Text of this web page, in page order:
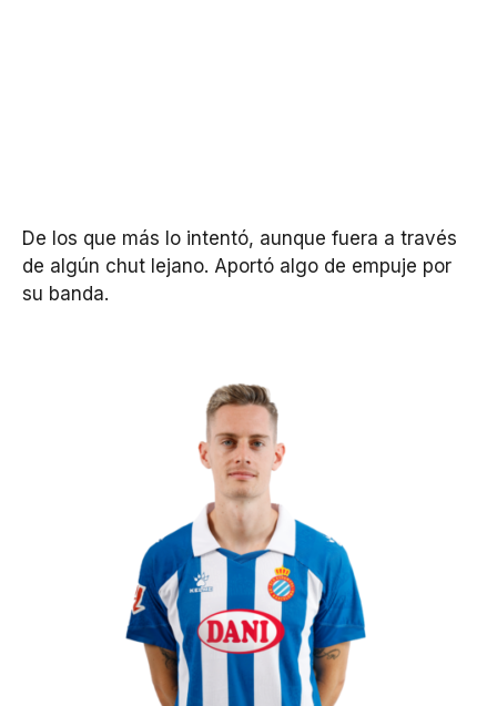
De los que más lo intentó, aunque fuera a través
de algún chut lejano. Aportó algo de empuje por
su banda.